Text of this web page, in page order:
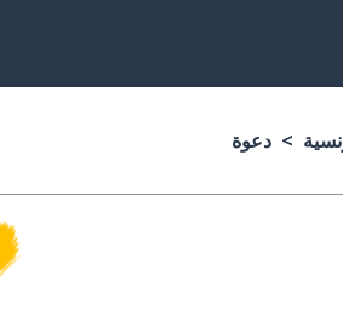
دعوة